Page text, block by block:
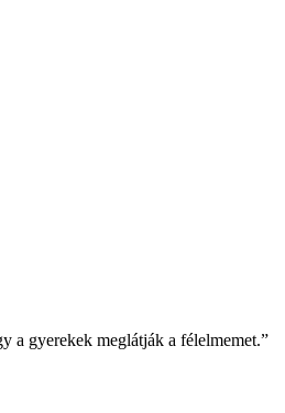
a gyerekek meglátják a félelmemet.”